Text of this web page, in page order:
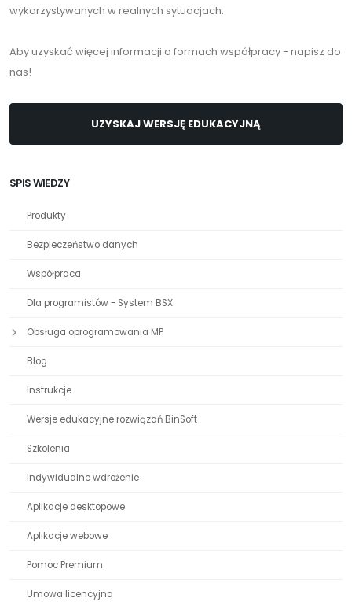
wykorzystywanych w realnych sytuacjach.
Aby uzyskać więcej informacji o formach współpracy - napisz do
nas!
UZYSKAJ WERSJĘ EDUKACYJNĄ
SPIS WIEDZY
Produkty
Bezpieczeństwo danych
Współpraca
Dla programistów - System BSX
Obsługa oprogramowania MP
Blog
Instrukcje
Wersje edukacyjne rozwiązań BinSoft
Szkolenia
Indywidualne wdrożenie
Aplikacje desktopowe
Aplikacje webowe
Pomoc Premium
Umowa licencyjna